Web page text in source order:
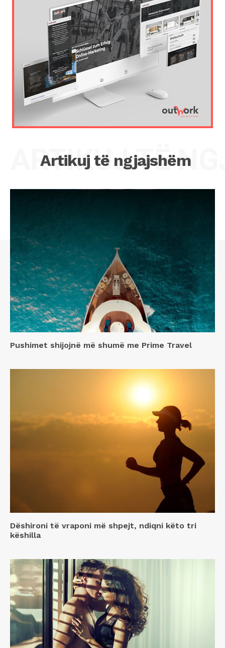
Artikuj të ngjajshëm
ARTIKUJ TË
Pushimet shijojnë më shumë me Prime Travel
Dëshironi të vraponi më shpejt, ndiqni këto tri
këshilla